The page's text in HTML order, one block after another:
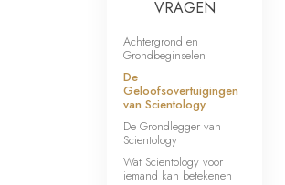
VRAGEN
Achtergrond en
Grondbeginselen
De
Geloofsovertuigingen
van Scientology
De Grondlegger van
Scientology
Wat Scientology voor
iemand kan betekenen